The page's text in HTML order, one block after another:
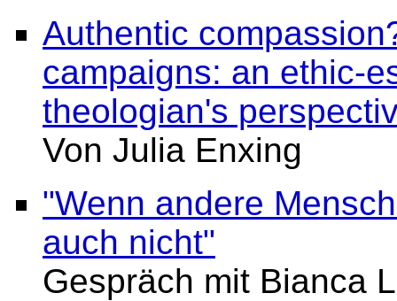
Authentic
campaigns: an ethic-
theologian's
Von Julia Enxing
"Wenn andere
auch nicht"
Gespräch mit Bianca